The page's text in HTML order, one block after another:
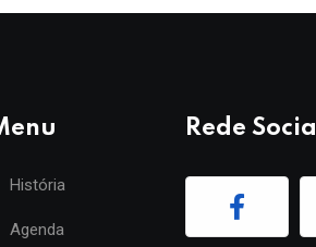
História
Agenda
Rede Social